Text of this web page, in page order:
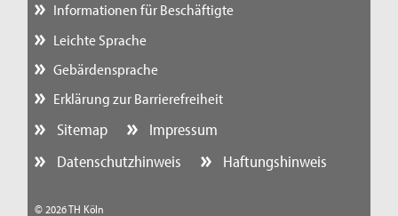
Informationen für Beschäftigte
Leichte Sprache
Gebärdensprache
Erklärung zur Barrierefreiheit
Sitemap
Impressum
Datenschutzhinweis
Haftungshinweis
© 2026 TH Köln